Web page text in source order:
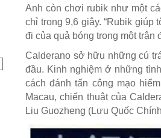
Anh còn chơi rubik như một
chỉ trong 9,6 giây. “Rubik
đi của quả bóng trong một trận
Calderano sở hữu những cú
đầu. Kinh nghiệm ở những
cách đánh tấn công mạo
Macau, chiến thuật của
Liu Guozheng (Lưu Quốc